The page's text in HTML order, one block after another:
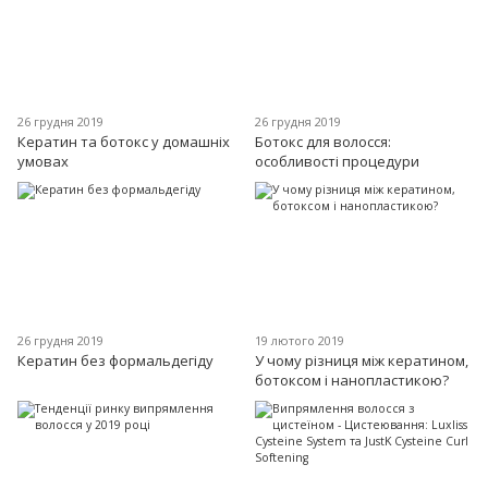
26 грудня 2019
Кератин та ботокс у домашніх
умовах
26 грудня 2019
Ботокс для волосся:
особливості процедури
26 грудня 2019
Кератин без формальдегіду
19 лютого 2019
У чому різниця між кератином,
ботоксом і нанопластикою?